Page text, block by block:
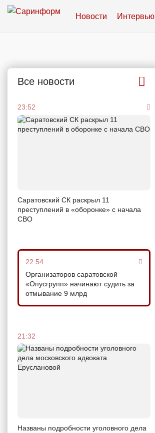
Новости Интервью
Все новости
23:52
Саратовский СК раскрыл 11
преступлений в «оборонке» с начала
СВО
22:54
Организаторов саратовской
«Опусгрупп» начинают судить за
отмывание 9 млрд
21:32
Названы подробности уголовного дела